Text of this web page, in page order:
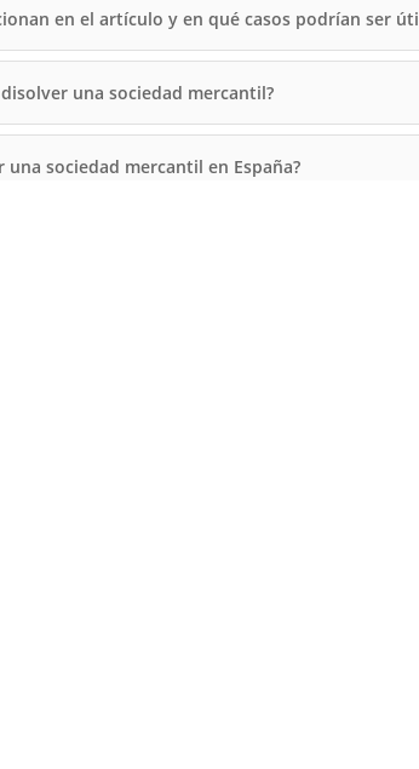
en el artículo y en qué casos podrían ser
una sociedad mercantil?
sociedad mercantil en España?